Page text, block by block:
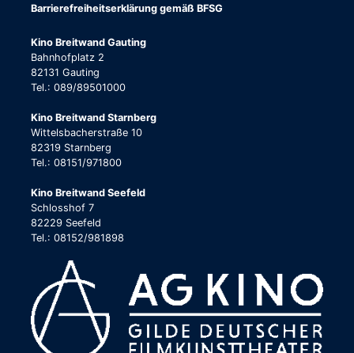
Barrierefreiheitserklärung gemäß BFSG
Kino Breitwand Gauting
Bahnhofplatz 2
82131 Gauting
Tel.: 089/89501000
Kino Breitwand Starnberg
Wittelsbacherstraße 10
82319 Starnberg
Tel.: 08151/971800
Kino Breitwand Seefeld
Schlosshof 7
82229 Seefeld
Tel.: 08152/981898